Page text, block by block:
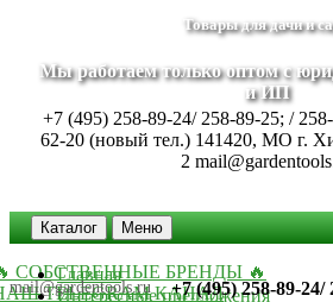
Товары для дачи и
Мы работаем только оптом с
и ИП
+7 (495) 258-89-24/ 258-89-25; /
62-20 (новый тел.) 141420, МО г.
2
Каталог Меню
СОБСТВЕННЫЕ БРЕНДЫ 🔥
TELEGRAM КАНАЛ
Главная
Интересные предложения
mail@gardentools.ru
+7 (495) 258-89-24/